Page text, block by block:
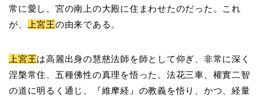
常に愛し、宮の南上の大殿に住まわせたのだった。これ
が、
上宮王の由来である。
上宮王は高麗出身の慧慈法師を師として仰ぎ、非常に深く
涅槃常住、五種佛性の真理を悟った。法花三車、權實二智
の道に明るく通じ、『維摩経』の教義を悟り、かつ、経量